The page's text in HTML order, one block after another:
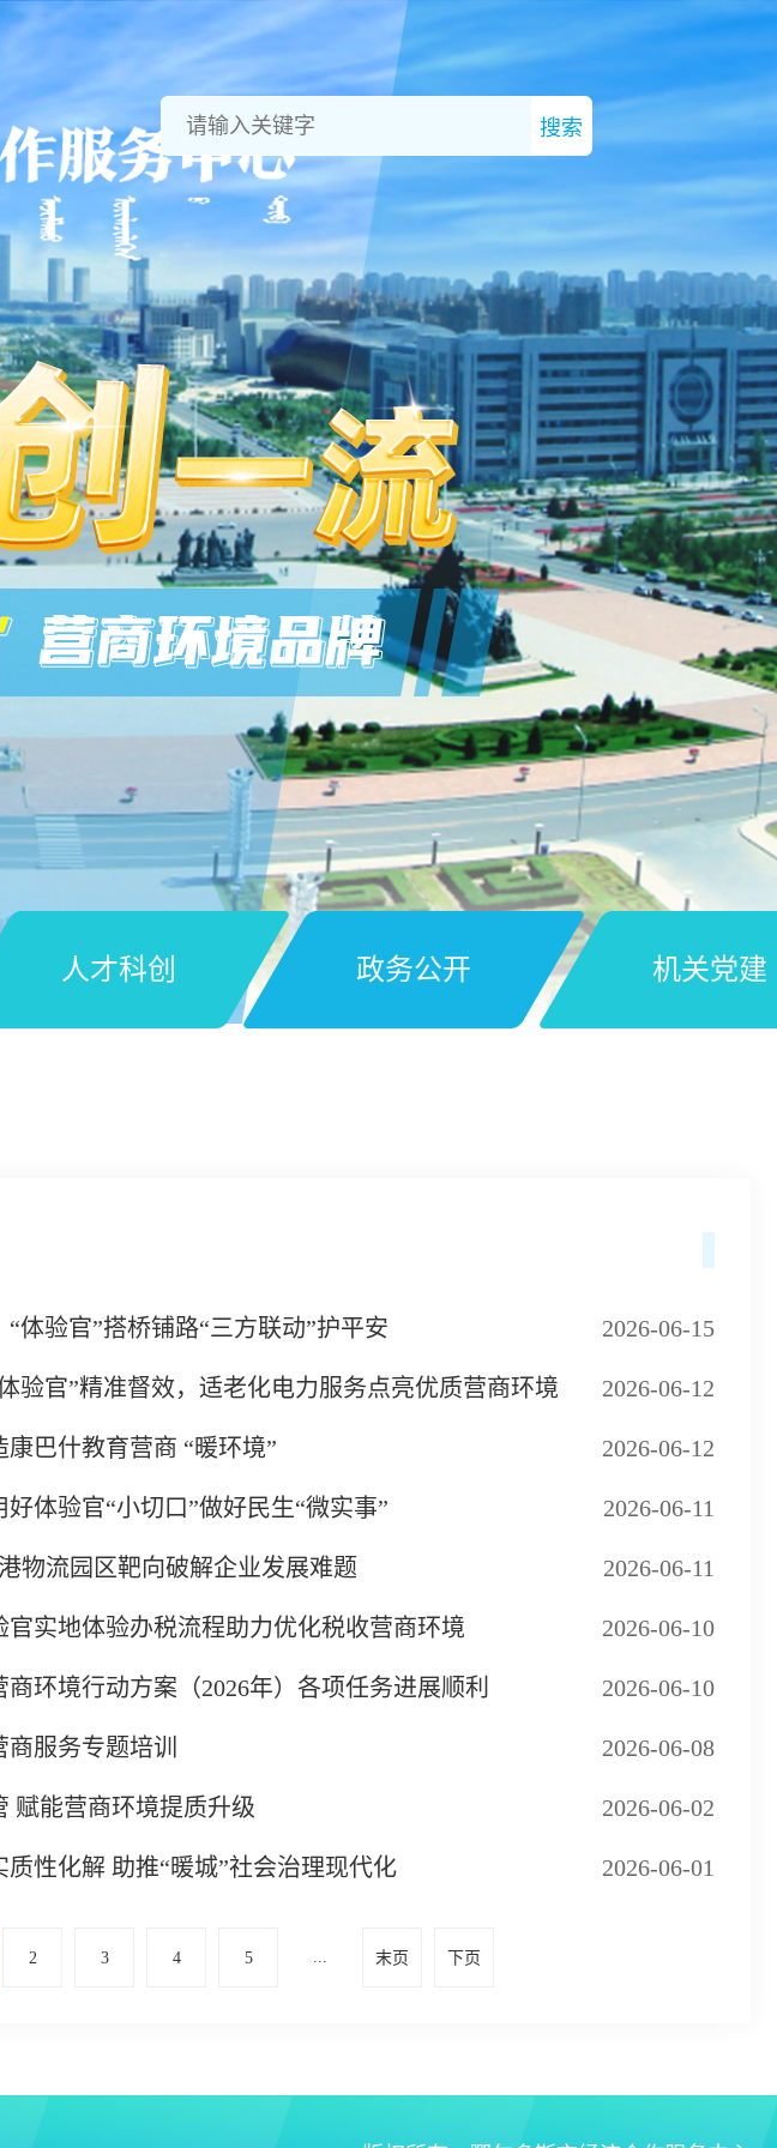
人才科创 政务公开 机关党建
“体验官”搭桥铺路“三方联动”护平安 2026-06-15
验官”精准督效，适老化电力服务点亮优质营商环境 2026-06-12
巴什教育营商 “暖环境” 2026-06-12
好体验官“小切口”做好民生“微实事” 2026-06-11
物流园区靶向破解企业发展难题 2026-06-11
官实地体验办税流程助力优化税收营商环境 2026-06-10
环境行动方案（2026年）各项任务进展顺利 2026-06-10
服务专题培训 2026-06-08
赋能营商环境提质升级 2026-06-02
性化解 助推“暖城”社会治理现代化 2026-06-01
2 3 4 5 ... 末页 下页